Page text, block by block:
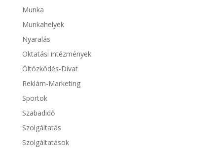
Munka
Munkahelyek
Nyaralás
Oktatási intézmények
Öltözködés-Divat
Reklám-Marketing
Sportok
Szabadidő
Szolgáltatás
Szolgáltatások